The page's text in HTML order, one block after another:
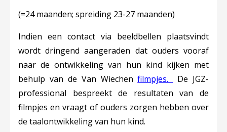
(=24 maanden; spreiding 23-27 maanden)
Indien een contact via beeldbellen plaatsvindt
wordt dringend aangeraden dat ouders vooraf
naar de ontwikkeling van hun kind kijken met
behulp van de Van Wiechenfilmpjes.
De JGZ-
professional bespreekt de resultaten van de
filmpjes en vraagt of ouders zorgen hebben over
de taalontwikkeling van hun kind.